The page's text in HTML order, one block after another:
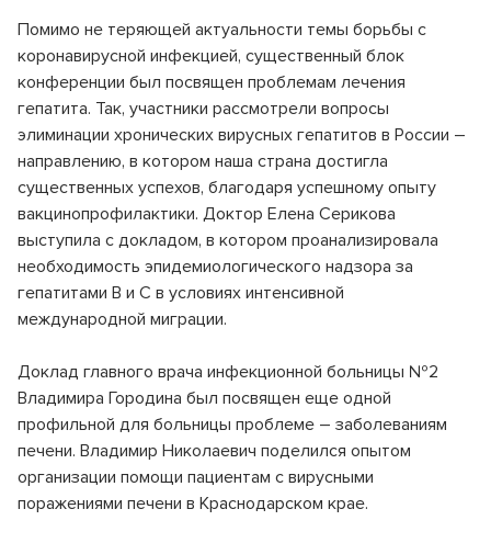
Помимо не теряющей актуальности темы борьбы с
коронавирусной инфекцией, существенный блок
конференции был посвящен проблемам лечения
гепатита. Так, участники рассмотрели вопросы
элиминации хронических вирусных гепатитов в России –
направлению, в котором наша страна достигла
существенных успехов, благодаря успешному опыту
вакцинопрофилактики. Доктор Елена Серикова
выступила с докладом, в котором проанализировала
необходимость эпидемиологического надзора за
гепатитами В и С в условиях интенсивной
международной миграции.
Доклад главного врача инфекционной больницы №2
Владимира Городина был посвящен еще одной
профильной для больницы проблеме – заболеваниям
печени. Владимир Николаевич поделился опытом
организации помощи пациентам с вирусными
поражениями печени в Краснодарском крае.